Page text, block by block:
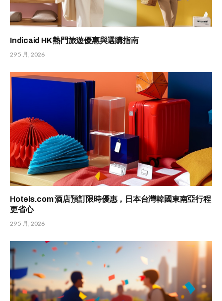
Indicaid HK 熱門旅遊優惠與選購指南
29 5 月, 2026
Hotels.com 酒店預訂限時優惠，日本台灣韓國東南亞行程
更省心
29 5 月, 2026